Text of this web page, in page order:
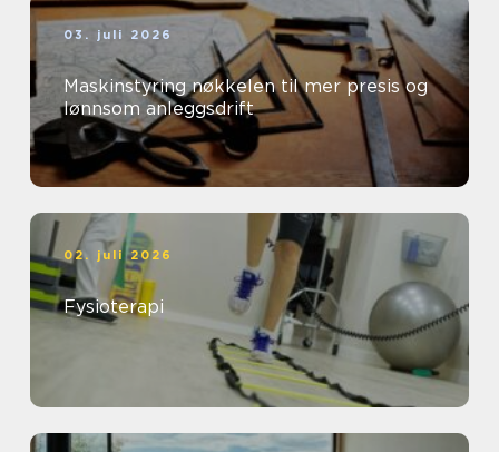
03. juli 2026
Maskinstyring nøkkelen til mer presis og
lønnsom anleggsdrift
02. juli 2026
Fysioterapi